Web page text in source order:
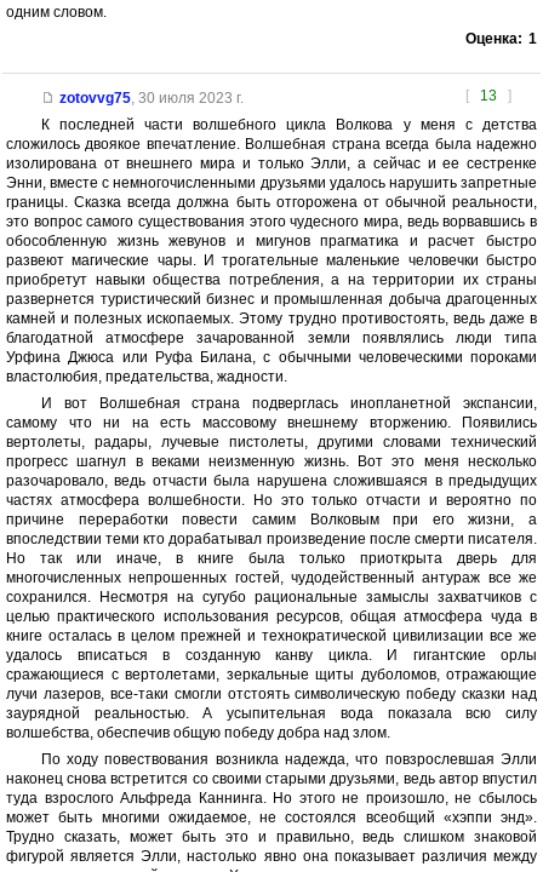
одним словом.
Оценка: 1
[ 13 ]
zotovvg75, 30 июля 2023 г.
К последней части волшебного цикла Волкова у меня с детства
сложилось двоякое впечатление. Волшебная страна всегда была надежно
изолирована от внешнего мира и только Элли, а сейчас и ее сестренке
Энни, вместе с немногочисленными друзьями удалось нарушить запретные
границы. Сказка всегда должна быть отгорожена от обычной реальности,
это вопрос самого существования этого чудесного мира, ведь ворвавшись в
обособленную жизнь жевунов и мигунов прагматика и расчет быстро
развеют магические чары. И трогательные маленькие человечки быстро
приобретут навыки общества потребления, а на территории их страны
развернется туристический бизнес и промышленная добыча драгоценных
камней и полезных ископаемых. Этому трудно противостоять, ведь даже в
благодатной атмосфере зачарованной земли появлялись люди типа
Урфина Джюса или Руфа Билана, с обычными человеческими пороками
властолюбия, предательства, жадности.
И вот Волшебная страна подверглась инопланетной экспансии,
самому что ни на есть массовому внешнему вторжению. Появились
вертолеты, радары, лучевые пистолеты, другими словами технический
прогресс шагнул в веками неизменную жизнь. Вот это меня несколько
разочаровало, ведь отчасти была нарушена сложившаяся в предыдущих
частях атмосфера волшебности. Но это только отчасти и вероятно по
причине переработки повести самим Волковым при его жизни, а
впоследствии теми кто дорабатывал произведение после смерти писателя.
Но так или иначе, в книге была только приоткрыта дверь для
многочисленных непрошенных гостей, чудодейственный антураж все же
сохранился. Несмотря на сугубо рациональные замыслы захватчиков с
целью практического использования ресурсов, общая атмосфера чуда в
книге осталась в целом прежней и технократической цивилизации все же
удалось вписаться в созданную канву цикла. И гигантские орлы
сражающиеся с вертолетами, зеркальные щиты дуболомов, отражающие
лучи лазеров, все-таки смогли отстоять символическую победу сказки над
заурядной реальностью. А усыпительная вода показала всю силу
волшебства, обеспечив общую победу добра над злом.
По ходу повествования возникла надежда, что повзрослевшая Элли
наконец снова встретится со своими старыми друзьями, ведь автор впустил
туда взрослого Альфреда Каннинга. Но этого не произошло, не сбылось
может быть многими ожидаемое, не состоялся всеобщий «хэппи энд».
Трудно сказать, может быть это и правильно, ведь слишком знаковой
фигурой является Элли, настолько явно она показывает различия между